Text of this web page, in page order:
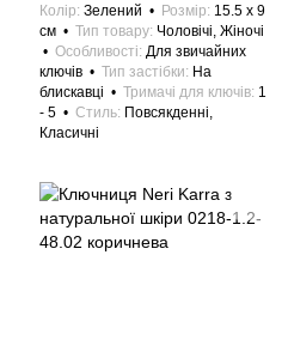
Колір Зелений Розмір 15.5 x 9
см
Тип товару Чоловічі, Жіночі
Особливості Для звичайних
ключів
Тип застібки
На
блискавці
Тримачі для ключів 1
- 5
Стиль Повсякденні,
Класичні